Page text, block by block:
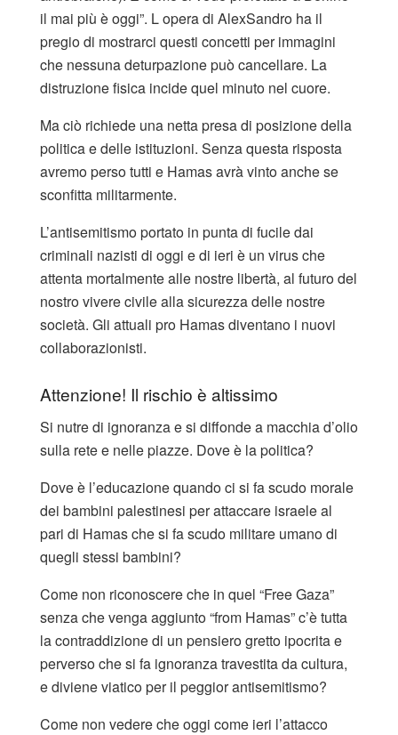
il mai più è oggi”. L opera di AlexSandro ha il
pregio di mostrarci questi concetti per immagini
che nessuna deturpazione può cancellare. La
distruzione fisica incide quel minuto nel cuore.
Ma ciò richiede una netta presa di posizione della
politica e delle istituzioni. Senza questa risposta
avremo perso tutti e Hamas avrà vinto anche se
sconfitta militarmente.
L’antisemitismo portato in punta di fucile dai
criminali nazisti di oggi e di ieri è un virus che
attenta mortalmente alle nostre libertà, al futuro del
nostro vivere civile alla sicurezza delle nostre
società. Gli attuali pro Hamas diventano i nuovi
collaborazionisti.
Attenzione! Il rischio è altissimo
Si nutre di ignoranza e si diffonde a macchia d’olio
sulla rete e nelle piazze. Dove è la politica?
Dove è l’educazione quando ci si fa scudo morale
dei bambini palestinesi per attaccare israele al
pari di Hamas che si fa scudo militare umano di
quegli stessi bambini?
Come non riconoscere che in quel “Free Gaza”
senza che venga aggiunto “from Hamas” c’è tutta
la contraddizione di un pensiero gretto ipocrita e
perverso che si fa ignoranza travestita da cultura,
e diviene viatico per il peggior antisemitismo?
Come non vedere che oggi come ieri l’attacco